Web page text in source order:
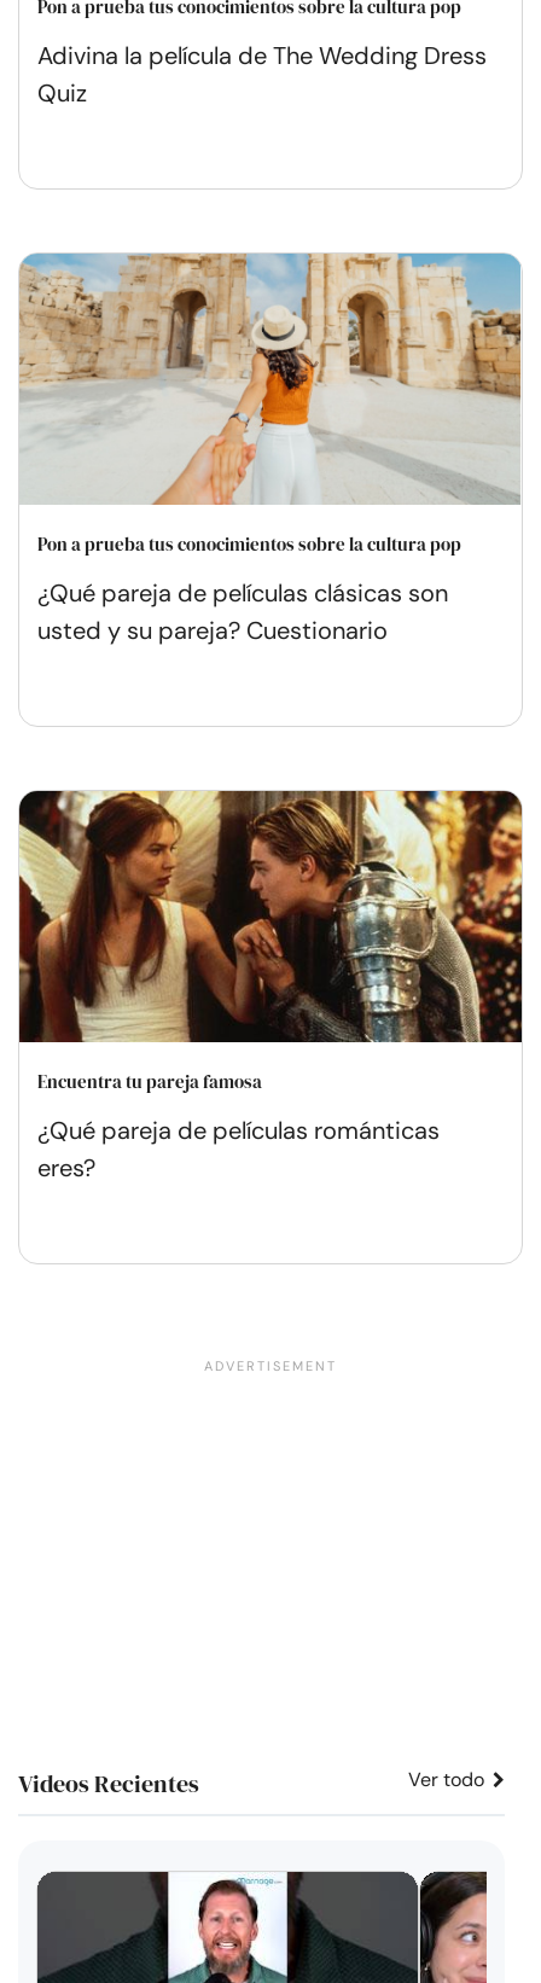
Pon a prueba tus conocimientos sobre la cultura pop
Adivina la película de The Wedding Dress
Quiz
Pon a prueba tus conocimientos sobre la cultura pop
¿Qué pareja de películas clásicas son
usted y su pareja? Cuestionario
Encuentra tu pareja famosa
¿Qué pareja de películas románticas
eres?
Videos Recientes Ver todo